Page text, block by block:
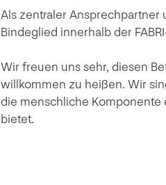
Als zentraler Ansprechpartner
Bindeglied innerhalb der
Wir freuen uns sehr, diesen
willkommen zu heißen. Wir
die menschliche
bietet.